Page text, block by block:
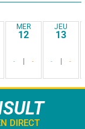
MER
12
- -
JEU
13
- -
DIRECT